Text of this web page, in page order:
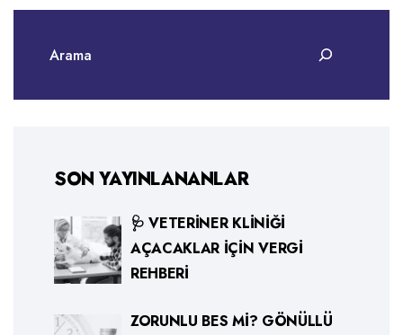
SON YAYINLANANLAR
🩺 VETERINER KLINIĞI
AÇACAKLAR İÇIN VERGI
REHBERI
ZORUNLU BES MI? GÖNÜLLÜ